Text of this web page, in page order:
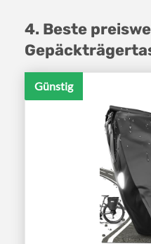
4. Beste
Günstig